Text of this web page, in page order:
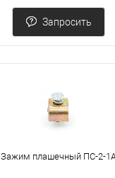
Запросить
Зажим плашечный ПС-2-